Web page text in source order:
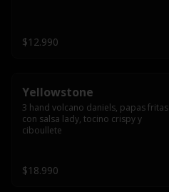
$12.990
Yellowstone
3 hand volcano daniels, papas fritas
con salsa lady, tocino crispy y
ciboullete
$18.990